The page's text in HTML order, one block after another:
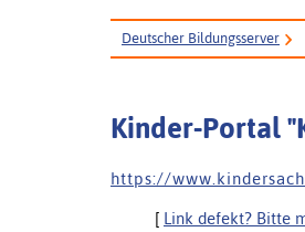
Deutscher Bildungsserver
Kinder-Portal
h t t p s : / / w w w . k i n d e r s a c
[ Link defekt? Bitte